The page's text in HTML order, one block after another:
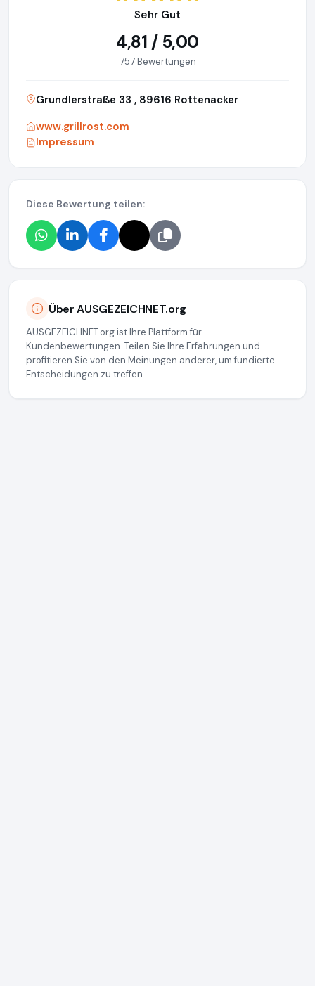
Sehr Gut
4,81 / 5,00
757 Bewertungen
Grundlerstraße 33 , 89616 Rottenacker
www.grillrost.com
Impressum
Diese Bewertung teilen:
Über AUSGEZEICHNET.org
AUSGEZEICHNET.org ist Ihre Plattform für
Kundenbewertungen. Teilen Sie Ihre Erfahrungen und
profitieren Sie von den Meinungen anderer, um fundierte
Entscheidungen zu treffen.